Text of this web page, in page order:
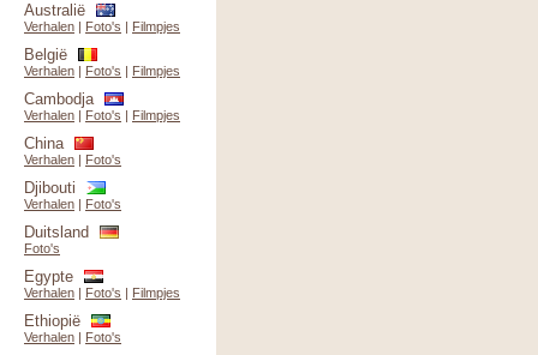
Australië
Verhalen | Foto's | Filmpjes
België
Verhalen | Foto's | Filmpjes
Cambodja
Verhalen | Foto's | Filmpjes
China
Verhalen | Foto's
Djibouti
Verhalen | Foto's
Duitsland
Foto's
Egypte
Verhalen | Foto's | Filmpjes
Ethiopië
Verhalen | Foto's